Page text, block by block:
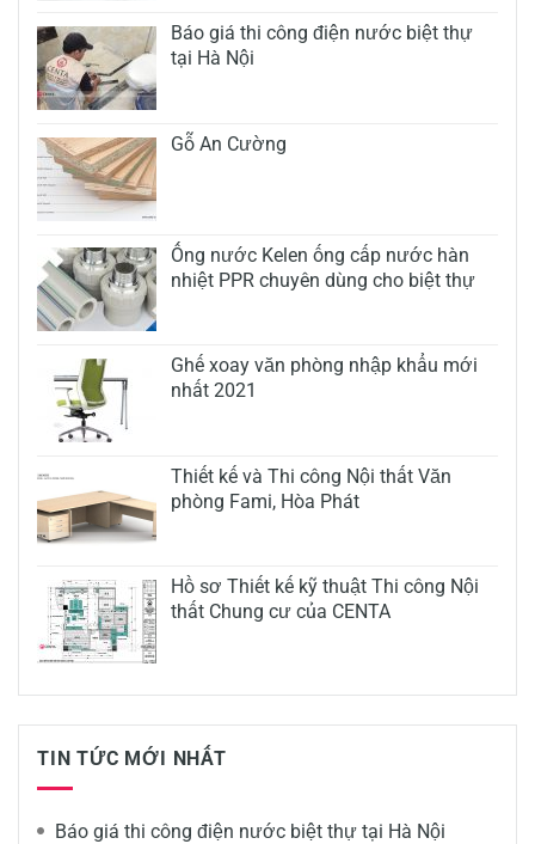
Báo giá thi công điện nước biệt thự
tại Hà Nội
Gỗ An Cường
Ống nước Kelen ống cấp nước hàn
nhiệt PPR chuyên dùng cho biệt thự
Ghế xoay văn phòng nhập khẩu mới
nhất 2021
Thiết kế và Thi công Nội thất Văn
phòng Fami, Hòa Phát
Hồ sơ Thiết kế kỹ thuật Thi công Nội
thất Chung cư của CENTA
TIN TỨC MỚI NHẤT
Báo giá thi công điện nước biệt thự tại Hà Nội